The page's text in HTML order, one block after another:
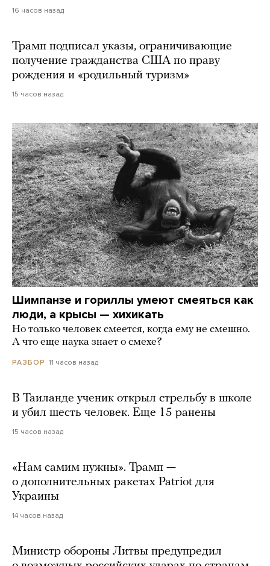
16 часов назад
Трамп подписал указы, ограничивающие
получение гражданства США по праву
рождения и «родильный туризм»
15 часов назад
Шимпанзе и гориллы умеют смеяться как
люди, а крысы — хихикать
Но только человек смеется, когда ему не смешно.
А что еще наука знает о смехе?
РАЗБОР 11 часов назад
В Таиланде ученик открыл стрельбу в школе
и убил шесть человек. Еще 15 ранены
15 часов назад
«Нам самим нужны». Трамп —
о дополнительных ракетах Patriot для
Украины
14 часов назад
Министр обороны Литвы предупредил